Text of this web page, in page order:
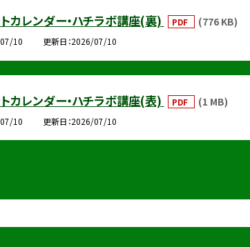
カレンダー・ハチラボ講座(裏) PDF (776 KB)
10 更新日 2026/07/10
カレンダー・ハチラボ講座(表) PDF (1 MB)
10 更新日 2026/07/10